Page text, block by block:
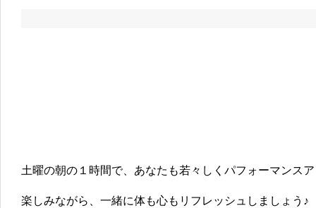
土曜の朝の１時間で、あなたも若々しくパフォーマンス
楽しみながら、一緒に体も心もリフレッシュしましょう♪